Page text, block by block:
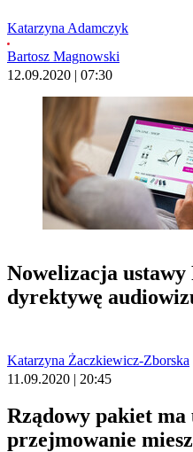
Katarzyna Adamczyk
Bartosz Magnowski
12.09.2020 | 07:30
Nowelizacja ustawy
dyrektywę
Katarzyna Żaczkiewicz-Zborska
11.09.2020 | 20:45
Rządowy pakiet
przejmowanie